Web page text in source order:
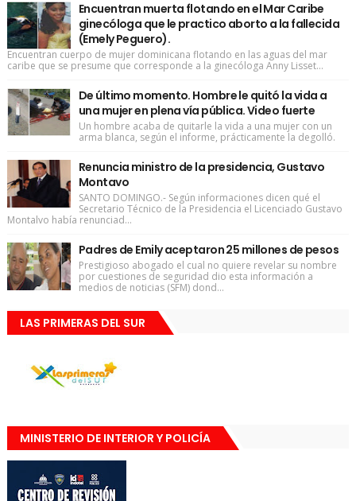
Encuentran muerta flotando en el Mar Caribe
ginecóloga que le practico aborto a la fallecida
(Emely Peguero).
Encuentran cuerpo de mujer dominicana flotando en las aguas del mar
caribe que se presume que corresponde a la ginecóloga Anny Lisset...
De último momento. Hombre le quitó la vida a
una mujer en plena vía pública. Video fuerte
Un hombre acaba de quitarle la vida a una mujer con un
arma blanca, según el informe, prácticamente la degolló.
Renuncia ministro de la presidencia, Gustavo
Montavo
SANTO DOMINGO.- Según informaciones dicen qué el
Secretario Técnico de la Presidencia el Licenciado Gustavo
Montalvo había renunciad...
Padres de Emily aceptaron 25 millones de pesos
Prestigioso abogado el cual no quiere revelar su nombre
por cuestiones de seguridad dio esta información a
medios de noticias (SFM) dond...
LAS PRIMERAS DEL SUR
MINISTERIO DE INTERIOR Y POLICÍA